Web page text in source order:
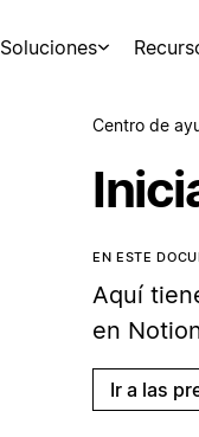
Soluciones
Centro de
EN ESTE
Aquí
en
Ir a las